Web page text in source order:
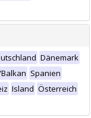
Dänemark
Spanien
Island Österreich